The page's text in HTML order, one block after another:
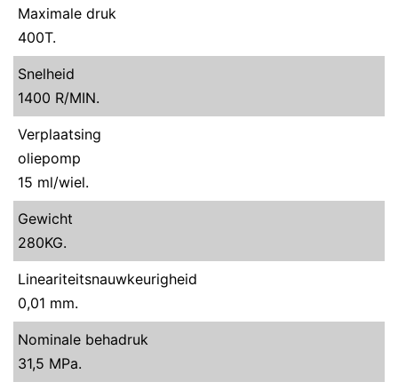
Maximale druk
400T.
Snelheid
1400 R/MIN.
Verplaatsing
oliepomp
15 ml/wiel.
Gewicht
280KG.
Lineariteitsnauwkeurigheid
0,01 mm.
Nominale behadruk
31,5 MPa.